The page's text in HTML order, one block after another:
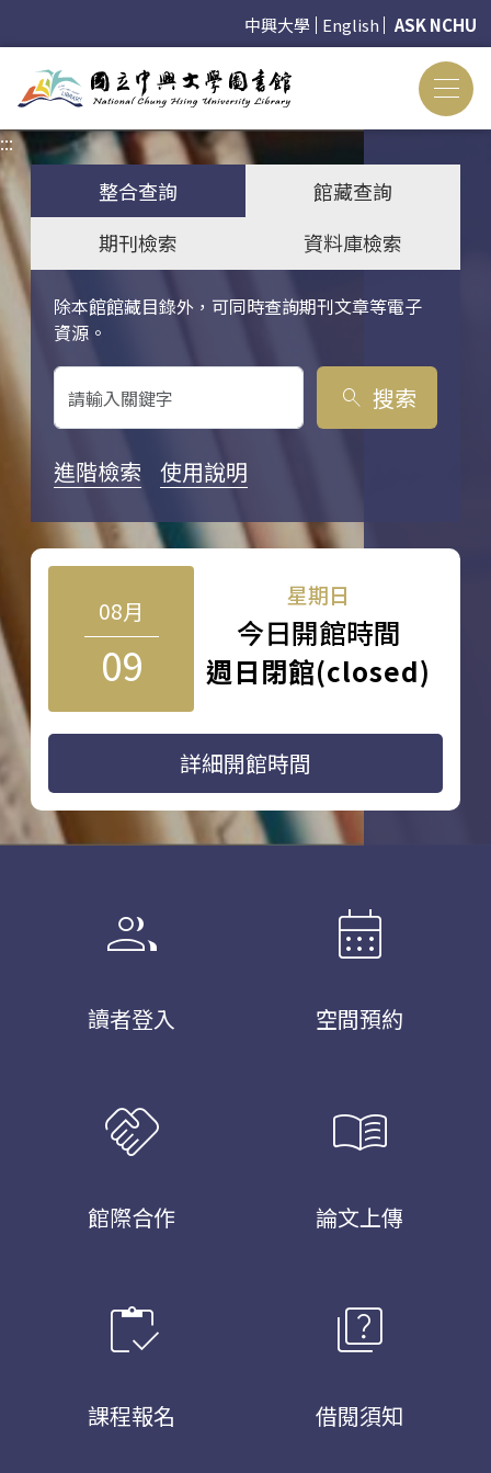
中興大學 English ASK NCHU
:::
整合查詢
館藏查詢
期刊檢索
資料庫檢索
除本館館藏目錄外，可同時查詢期刊文章等電子
資源。
關鍵字搜尋
search 搜索
進階檢索 使用說明
08月
09
星期日
今日開館時間
週日閉館(closed)
詳細開館時間
group
讀者登入
calendar_month
空間預約
handshake
館際合作
menu_book
論文上傳
inventory
課程報名
quiz
借閱須知